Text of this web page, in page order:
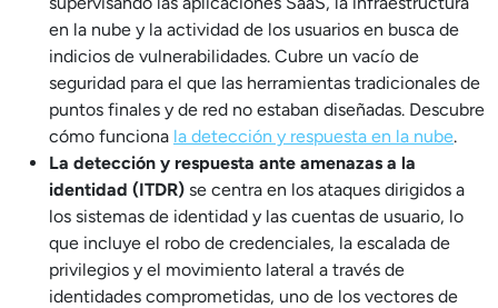
en la nube y la actividad de los usuarios en busca de
indicios de vulnerabilidades. Cubre un vacío de
seguridad para el que las herramientas tradicionales de
puntos finales y de red no estaban diseñadas. Descubre
cómo funciona la detección y respuesta en la nube.
La detección y respuesta ante amenazas a la
identidad (ITDR) se centra en los ataques dirigidos a
los sistemas de identidad y las cuentas de usuario, lo
que incluye el robo de credenciales, la escalada de
privilegios y el movimiento lateral a través de
identidades comprometidas, uno de los vectores de